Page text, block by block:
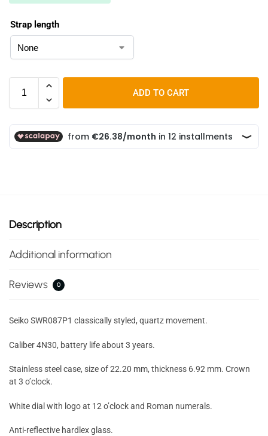
Strap length
ADD TO CART
Description
Additional information
Reviews 0
Seiko SWR087P1 classically styled, quartz movement.
Caliber 4N30, battery life about 3 years.
Stainless steel case, size of 22.20 mm, thickness 6.92 mm. Crown
at 3 o’clock.
White dial with logo at 12 o’clock and Roman numerals.
Anti-reflective hardlex glass.